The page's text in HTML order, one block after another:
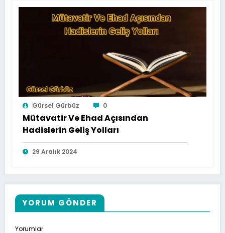
Gürsel Gürbüz 0
Mütavatir Ve Ehad Açısından
Hadislerin Geliş Yolları
29 Aralık 2024
YORUM GÖNDER
Yorumlar